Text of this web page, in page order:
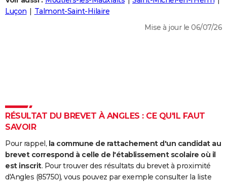
Destinations
City break
Voyage nature
Voyage de noces
Forum
Climat
+
PHOTO
Dictionnaire
Biographies
Citations
Expressions
Proverbes
PROGRAMME TV
S'inscrire
Se connecter
Lycées
Collèges
Primaires
Universités
Entreprises
Service militaire
Avis de recherche
AVIS DE DÉCÈS
FORUM
Luçon
Talmont-Saint-Hilaire
Mise à jour le 06/07/26
RÉSULTAT DU BREVET À ANGLES : CE QU'IL FAUT
SAVOIR
Pour rappel, la commune de rattachement d'un candidat au
brevet correspond à celle de l'établissement scolaire où il
est inscrit. Pour trouver des résultats du brevet à proximité
d'Angles (85750), vous pouvez par exemple consulter la liste